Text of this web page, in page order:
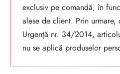
exclusiv pe comandă, în
alese de client. Prin
Urgență nr. 34/2014,
nu se aplică produselor